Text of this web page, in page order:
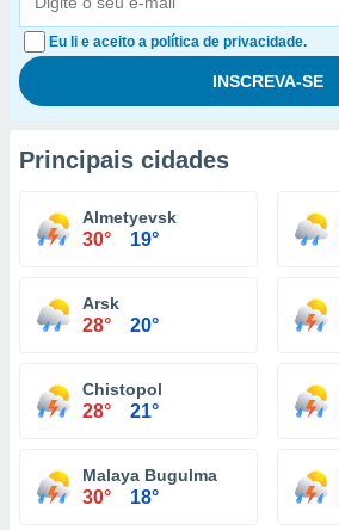
Eu li e aceito a política de privacidade.
Principais cidades
Almetyevsk
30° 19°
Arsk
28° 20°
Chistopol
28° 21°
Malaya Bugulma
30° 18°